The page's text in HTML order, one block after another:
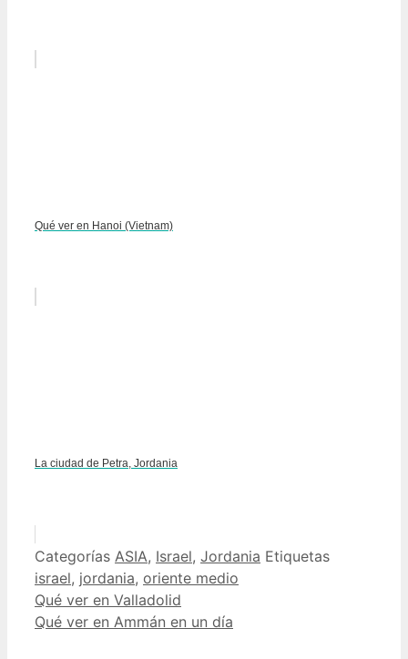
Qué ver en Hanoi (Vietnam)
La ciudad de Petra, Jordania
Categorías ASIA, Israel, Jordania Etiquetas
israel, jordania, oriente medio
Qué ver en Valladolid
Qué ver en Ammán en un día